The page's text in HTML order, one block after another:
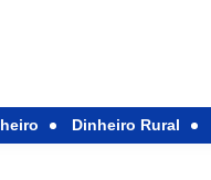
Dinheiro Rural